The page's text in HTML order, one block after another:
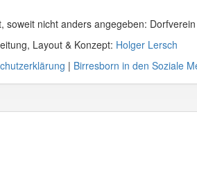
soweit nicht anders angegeben:
Layout & Konzept: Holger Lersch
| Birresborn in den Soziale